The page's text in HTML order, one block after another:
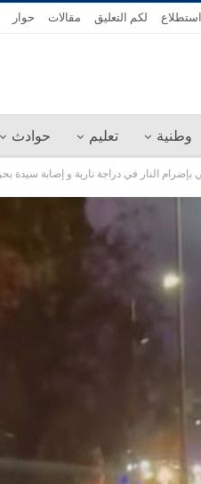
استطلاع لكم التعليق مقالات حوار
وطنية تعليم حوادث
النار في دراجة نارية و إصابة سيدة